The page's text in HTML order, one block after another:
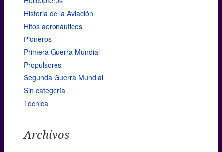
Historia de la Aviación
Hitos aeronáuticos
Pioneros
Primera Guerra Mundial
Propulsores
Segunda Guerra Mundial
Sin categoría
Técnica
Archivos